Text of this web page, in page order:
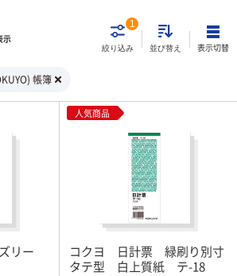
示
絞り込み
1
並び替え 表示切替
帳簿
リー
人気商品
コクヨ 日計票 緑刷り別寸
タテ型 白上質紙 テ-18